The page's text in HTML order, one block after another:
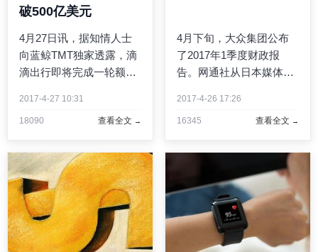
破500亿美元
4月27日讯，据知情人士
向蓝鲸TMT独家透露，滴
滴出行即将完成一轮额度
此突破500亿美元。上述
轮投资方包括交通银行、
招商银行及软银集团等...
2017-4-27 10:31
18090 查看全文
4月下旬，大众集团公布
了2017年1季度财政报
告。网通社从日本媒体
全球范围内总销量达到了
28％。2017年第1季度，
大众集团的营 ...
2017-4-26 17:26
16345 查看全文